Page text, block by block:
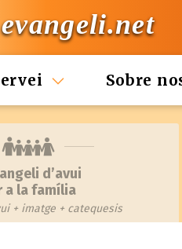
evangeli.net
Sobre
d’avui
a la família
+ imatge + catequesis